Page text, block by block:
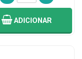
ADICIONAR